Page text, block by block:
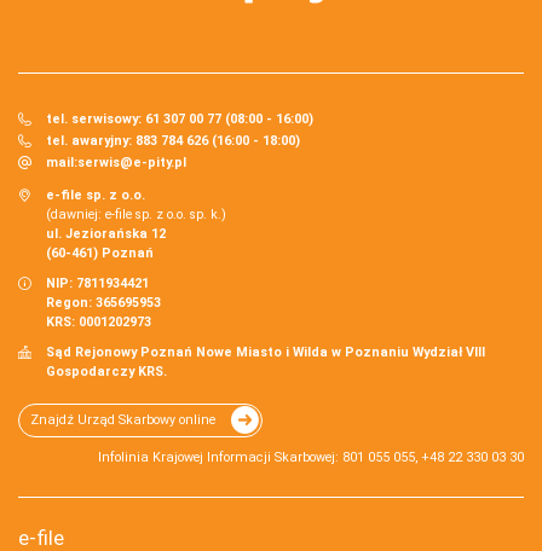
tel. serwisowy: 61 307 00 77 (08:00 - 16:00)
tel. awaryjny: 883 784 626 (16:00 - 18:00)
mail:serwis@e-pity.pl
e-file sp. z o.o.
(dawniej: e-file sp. z o.o. sp. k.)
ul. Jeziorańska 12
(60-461) Poznań
NIP: 7811934421
Regon: 365695953
KRS: 0001202973
Sąd Rejonowy Poznań Nowe Miasto i Wilda w Poznaniu Wydział VIII
Gospodarczy KRS.
Znajdź Urząd Skarbowy online
Infolinia Krajowej Informacji Skarbowej: 801 055 055, +48 22 330 03 30
e-file